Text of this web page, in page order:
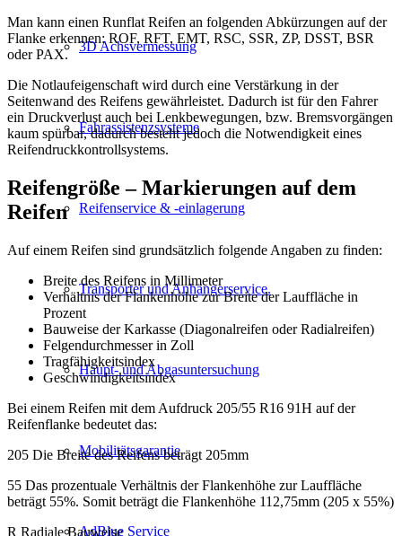
3D Achsvermessung
Fahrassistenzsysteme
Reifenservice & -einlagerung
Transporter und Anhängerservice.
Haupt- und Abgasuntersuchung
Mobilitätsgarantie
AdBlue Service
Man kann einen Runflat Reifen an folgenden Abkürzungen auf der
Flanke erkennen: ROF, RFT, EMT, RSC, SSR, ZP, DSST, BSR
oder PAX.
Die Notlaufeigenschaft wird durch eine Verstärkung in der
Seitenwand des Reifens gewährleistet. Dadurch ist für den Fahrer
ein Druckverlust auch bei Lenkbewegungen, bzw. Bremsvorgängen
kaum spürbar, dadurch besteht jedoch die Notwendigkeit eines
Reifendruckkontrollsystems.
Reifengröße – Markierungen auf dem
Reifen
Auf einem Reifen sind grundsätzlich folgende Angaben zu finden:
Breite des Reifens in Millimeter
Verhältnis der Flankenhöhe zur Breite der Lauffläche in
Prozent
Bauweise der Karkasse (Diagonalreifen oder Radialreifen)
Felgendurchmesser in Zoll
Tragfähigkeitsindex
Geschwindigkeitsindex
Bei einem Reifen mit dem Aufdruck 205/55 R16 91H auf der
Reifenflanke bedeutet das:
205 Die Breite des Reifens beträgt 205mm
55 Das prozentuale Verhältnis der Flankenhöhe zur Lauffläche
beträgt 55%. Somit beträgt die Flankenhöhe 112,75mm (205 x 55%)
R Radiale Bauweise